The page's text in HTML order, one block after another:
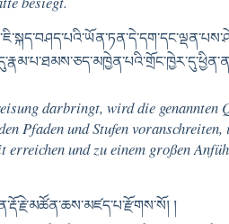
darbringt, wird die genannten
Pfaden und Stufen
und zu einem großen
།